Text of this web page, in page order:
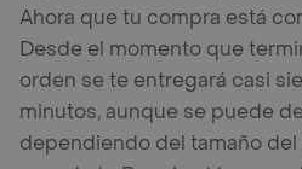
Ahora que tu compra está
Desde el momento que
orden se te entregará casi
minutos, aunque se puede
dependiendo del tamaño del